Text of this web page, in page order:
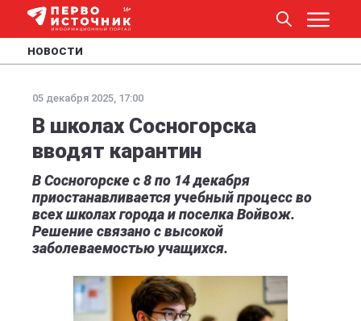
НОВОСТИ
05 декабря 2025, 17:00
В школах Сосногорска
вводят карантин
В Сосногорске с 8 по 14 декабря
приостанавливается учебный процесс во
всех школах города и поселка Войвож.
Решение связано с высокой
заболеваемостью учащихся.